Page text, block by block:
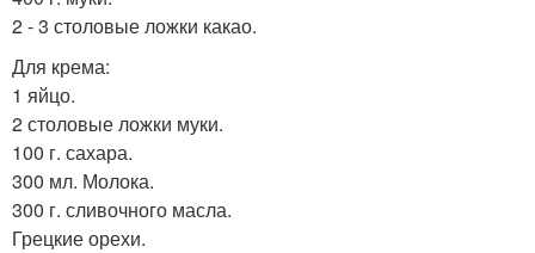
2 - 3 столовые ложки какао.
Для крема:
1 яйцо.
2 столовые ложки муки.
100 г. сахара.
300 мл. Молока.
300 г. сливочного масла.
Грецкие орехи.